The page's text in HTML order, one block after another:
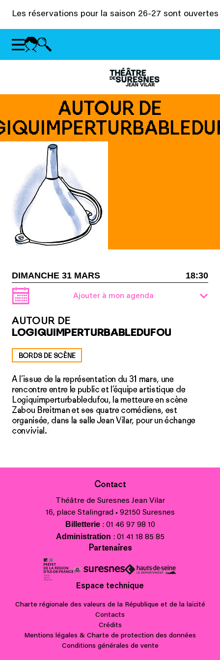
Les réservations pour la saison 26-27 sont ouvertes
AUTOUR DE
DIMANCHE 31 MARS 18:30
Ajouter à mon agenda
AUTOUR DE
LOGIQUIMPERTURBABLEDUFOU
BORDS DE SCÈNE
A l’issue de la représentation du 31 mars, une
rencontre entre le public et l’équipe artistique de
Logiquimperturbabledufou, la metteure en scène
Zabou Breitman et ses quatre comédiens, est
organisée, dans la salle Jean Vilar, pour un échange
convivial.
Contact
Théâtre de Suresnes Jean Vilar
16, place Stalingrad • 92150 Suresnes
Billetterie: 01 46 97 98 10
Administration : 01 41 18 85 85
Partenaires
Espace technique
Charte régionale des valeurs de la République et de la laïcité
Contacts
Crédits
Mentions légales & Charte de protection des données
Conditions générales de vente